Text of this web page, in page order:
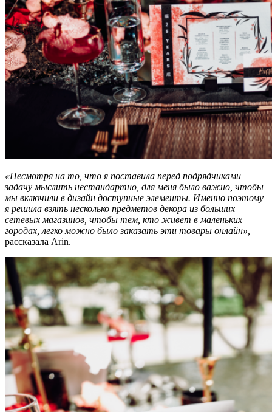
«Несмотря на то, что я поставила перед подрядчиками
задачу мыслить нестандартно, для меня было важно, чтобы
мы включили в дизайн доступные элементы. Именно поэтому
я решила взять несколько предметов декора из больших
сетевых магазинов, чтобы тем, кто живет в маленьких
городах, легко можно было заказать эти товары онлайн», —
рассказала Arin.